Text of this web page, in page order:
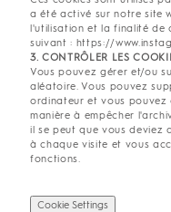
a été activé sur notre site
l'utilisation et la finalité de
suivant : https://
3. CONTRÔLER LES
Vous pouvez gérer et/ou
aléatoire. Vous pouvez
ordinateur et vous
manière à empêcher
il se peut que vous deviez
à chaque visite et vous
fonctions.
Cookie Settings